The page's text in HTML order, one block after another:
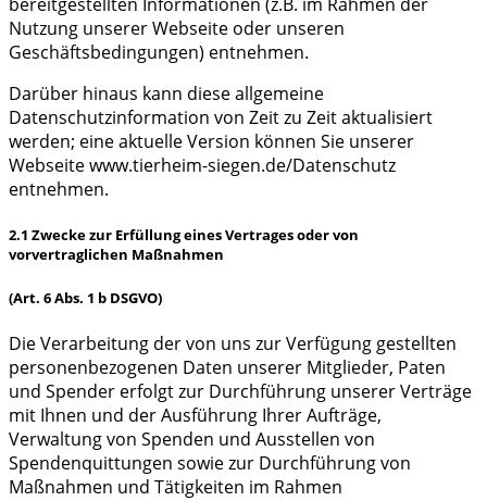
Nutzung unserer Webseite oder unseren
Geschäftsbedingungen) entnehmen.
Darüber hinaus kann diese allgemeine
Datenschutzinformation von Zeit zu Zeit aktualisiert
werden; eine aktuelle Version können Sie unserer
Webseite www.tierheim-siegen.de/Datenschutz
entnehmen.
2.1 Zwecke zur Erfüllung eines Vertrages oder von
vorvertraglichen Maßnahmen
(Art. 6 Abs. 1 b DSGVO)
Die Verarbeitung der von uns zur Verfügung gestellten
personenbezogenen Daten unserer Mitglieder, Paten
und Spender erfolgt zur Durchführung unserer Verträge
mit Ihnen und der Ausführung Ihrer Aufträge,
Verwaltung von Spenden und Ausstellen von
Spendenquittungen sowie zur Durchführung von
Maßnahmen und Tätigkeiten im Rahmen